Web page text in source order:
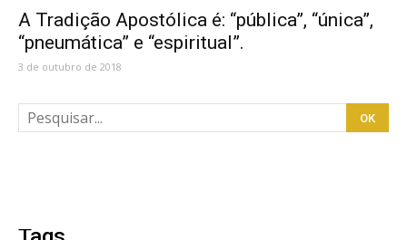
A Tradição Apostólica é: “pública”, “única”,
“pneumática” e “espiritual”.
3 de outubro de 2018